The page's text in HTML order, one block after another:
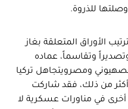
للذروة.
الأوراق المتعلقة بغاز
وتقاسماً، عماده
ومصرويتجاهل تركيا
من ذلك، فقد شاركت
في مناورات عسكرية لا